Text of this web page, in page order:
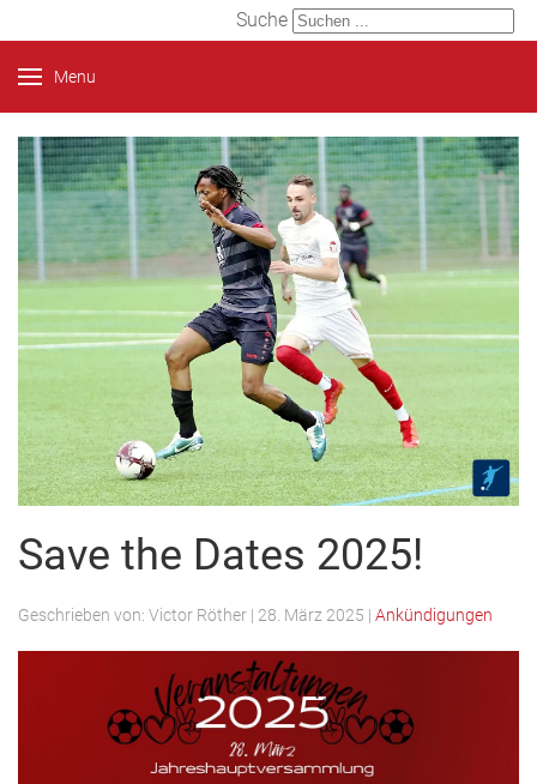
Suche
Menu
Save the Dates 2025!
Geschrieben von: Victor Röther | 28. März 2025 | Ankündigungen